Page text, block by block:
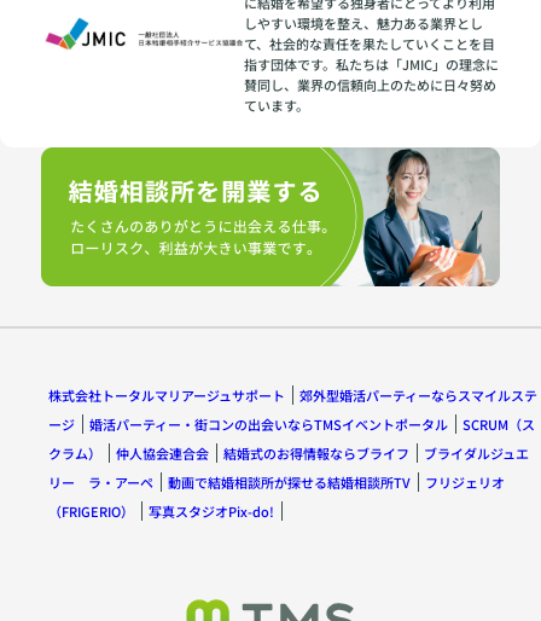
しやすい環境を整え、魅力ある業界とし
て、社会的な責任を果たしていくことを目
指す団体です。私たちは「JMIC」の理念に
賛同し、業界の信頼向上のために日々努め
ています。
株式会社トータルマリアージュサポート
郊外型婚活パーティーならスマイルステ
ージ
婚活パーティー・街コンの出会いならTMSイベントポータル
SCRUM（ス
クラム）
仲人協会連合会 結婚式のお得情報ならブライフ
ブライダルジュエ
リー ラ・アーペ
動画で結婚相談所が探せる結婚相談所TV
フリジェリオ
（FRIGERIO）
写真スタジオPix-do!